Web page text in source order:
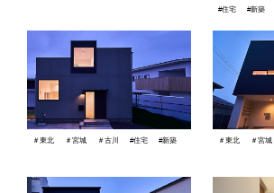
#住宅
#新築
＃東北 ＃宮城 ＃古川 #住宅 #新築 ＃東北 ＃宮城